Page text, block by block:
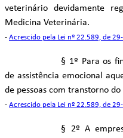
veterinário devidamente
Medicina Veterinária.
- Acrescido pela Lei nº 22.589, de
§ 1º Para os
de assistência emocional
de pessoas com transtorno
- Acrescido pela Lei nº 22.589, de
§ 2º A